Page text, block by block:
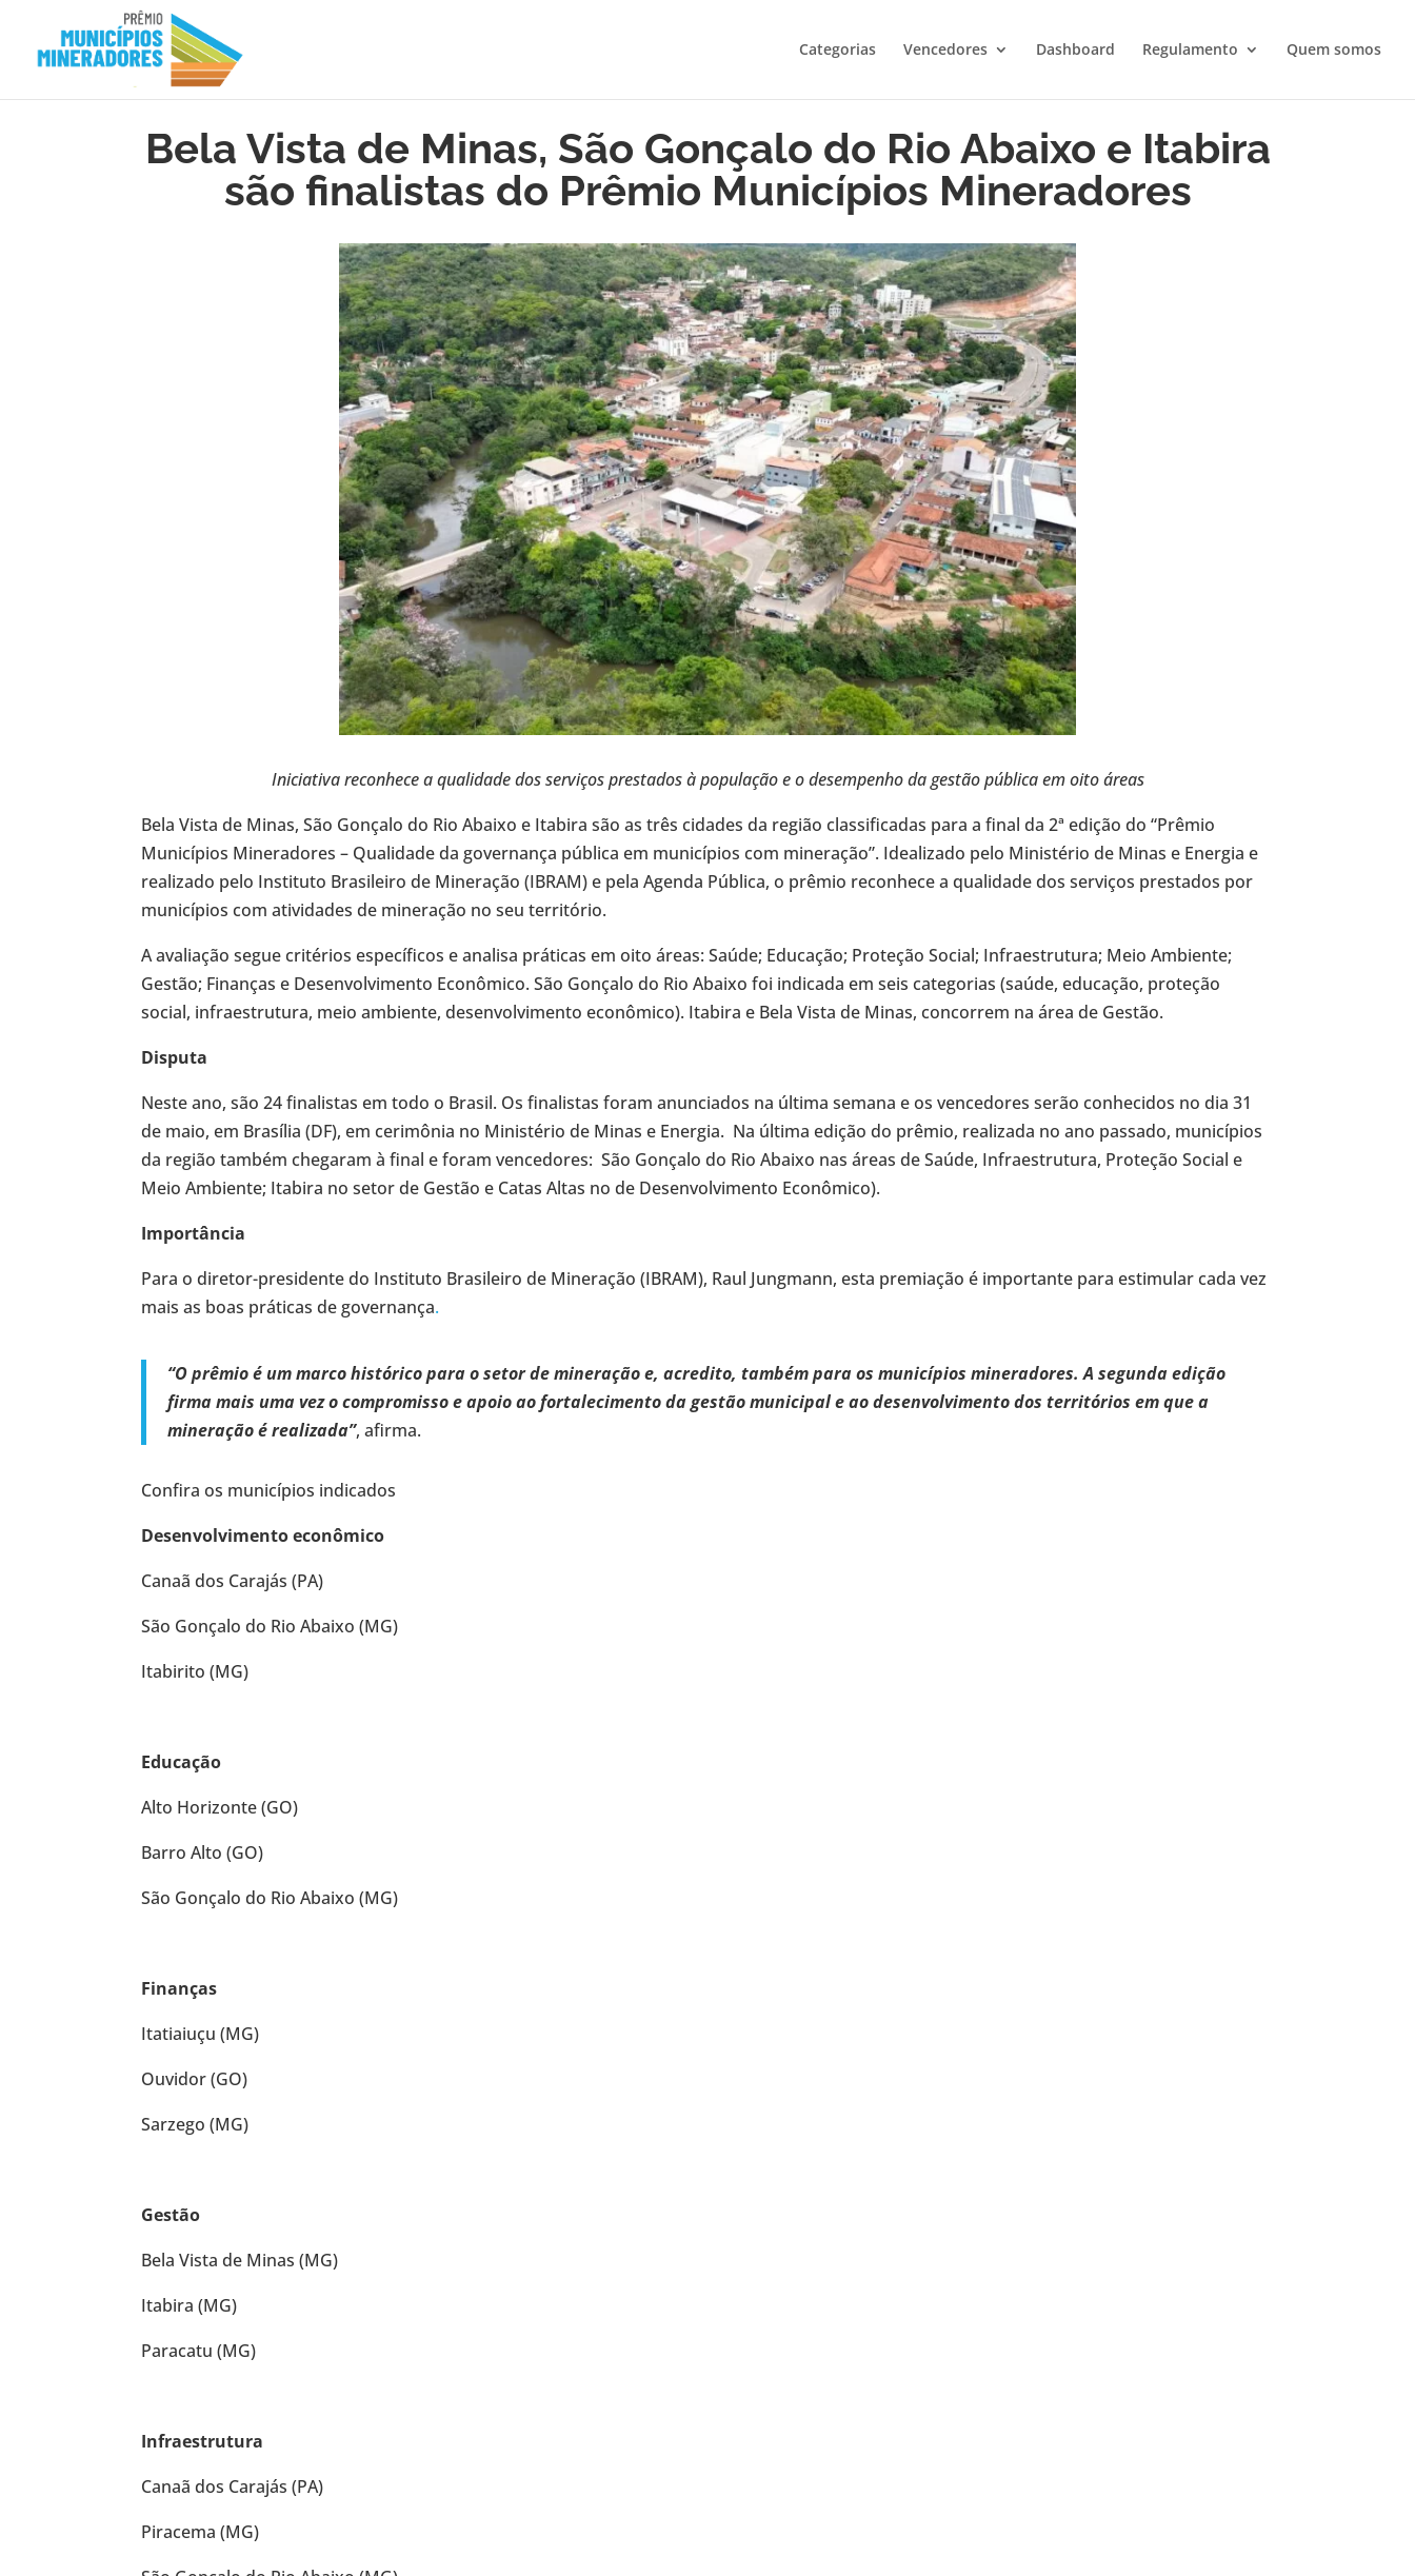
Categorias Vencedores Dashboard Regulamento Quem somos
Bela Vista de Minas, São Gonçalo do Rio Abaixo e Itabira
são finalistas do Prêmio Municípios Mineradores
Iniciativa reconhece a qualidade dos serviços prestados à população e o desempenho da gestão pública em oito áreas
Bela Vista de Minas, São Gonçalo do Rio Abaixo e Itabira são as três cidades da região classificadas para a final da 2ª edição do “Prêmio
Municípios Mineradores – Qualidade da governança pública em municípios com mineração”. Idealizado pelo Ministério de Minas e Energia e
realizado pelo Instituto Brasileiro de Mineração (IBRAM) e pela Agenda Pública, o prêmio reconhece a qualidade dos serviços prestados por
municípios com atividades de mineração no seu território.
A avaliação segue critérios específicos e analisa práticas em oito áreas: Saúde; Educação; Proteção Social; Infraestrutura; Meio Ambiente;
Gestão; Finanças e Desenvolvimento Econômico. São Gonçalo do Rio Abaixo foi indicada em seis categorias (saúde, educação, proteção
social, infraestrutura, meio ambiente, desenvolvimento econômico). Itabira e Bela Vista de Minas, concorrem na área de Gestão.
Disputa
Neste ano, são 24 finalistas em todo o Brasil. Os finalistas foram anunciados na última semana e os vencedores serão conhecidos no dia 31
de maio, em Brasília (DF), em cerimônia no Ministério de Minas e Energia. Na última edição do prêmio, realizada no ano passado, municípios
da região também chegaram à final e foram vencedores: São Gonçalo do Rio Abaixo nas áreas de Saúde, Infraestrutura, Proteção Social e
Meio Ambiente; Itabira no setor de Gestão e Catas Altas no de Desenvolvimento Econômico).
Importância
Para o diretor-presidente do Instituto Brasileiro de Mineração (IBRAM), Raul Jungmann, esta premiação é importante para estimular cada vez
mais as boas práticas de governança.
“O prêmio é um marco histórico para o setor de mineração e, acredito, também para os municípios mineradores. A segunda edição
firma mais uma vez o compromisso e apoio ao fortalecimento da gestão municipal e ao desenvolvimento dos territórios em que a
mineração é realizada”, afirma.
Confira os municípios indicados
Desenvolvimento econômico
Canaã dos Carajás (PA)
São Gonçalo do Rio Abaixo (MG)
Itabirito (MG)
Educação
Alto Horizonte (GO)
Barro Alto (GO)
São Gonçalo do Rio Abaixo (MG)
Finanças
Itatiaiuçu (MG)
Ouvidor (GO)
Sarzego (MG)
Gestão
Bela Vista de Minas (MG)
Itabira (MG)
Paracatu (MG)
Infraestrutura
Canaã dos Carajás (PA)
Piracema (MG)